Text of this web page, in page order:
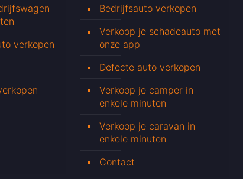
verkopen
Bedrijfsauto verkopen
Verkoop je schadeauto met
onze app
Defecte auto verkopen
Verkoop je camper in
enkele minuten
Verkoop je caravan in
enkele minuten
Contact